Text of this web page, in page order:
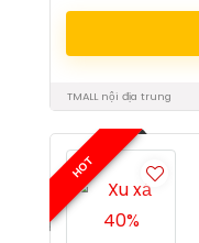
TMALL nội địa trung
HOT